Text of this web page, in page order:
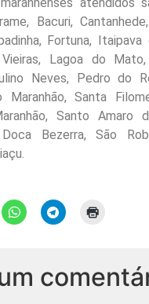
Bacuri,
Fortuna,
Lagoa do
Neves, Pedro do
Santa
Santo Amaro
Bezerra, São